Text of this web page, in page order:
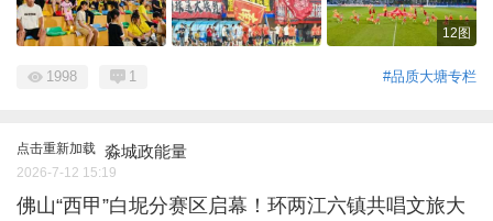
12图
#品质大塘专栏
1998 1
点击重新加载 淼城政能量
2026-7-12 15:19
佛山“西甲”白坭分赛区启幕！环两江六镇共唱文旅大